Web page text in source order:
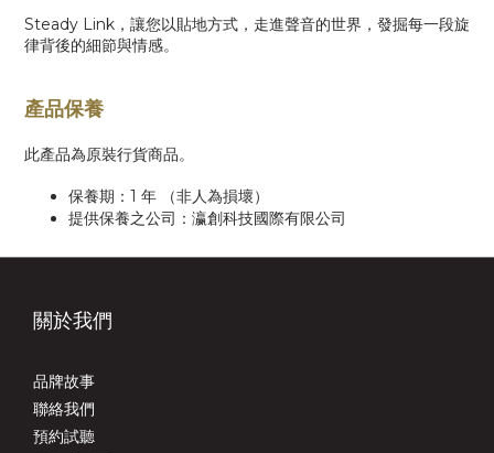
Steady Link，讓您以貼地方式，走進聲音的世界，發掘每一段旋
律背後的細節與情感。
產品保養
此產品為原裝行貨商品。
保養期：1 年 （非人為損壞）
提供保養之公司：瀛創科技國際有限公司
關於我們
品牌故事
聯絡我們
預約試聽